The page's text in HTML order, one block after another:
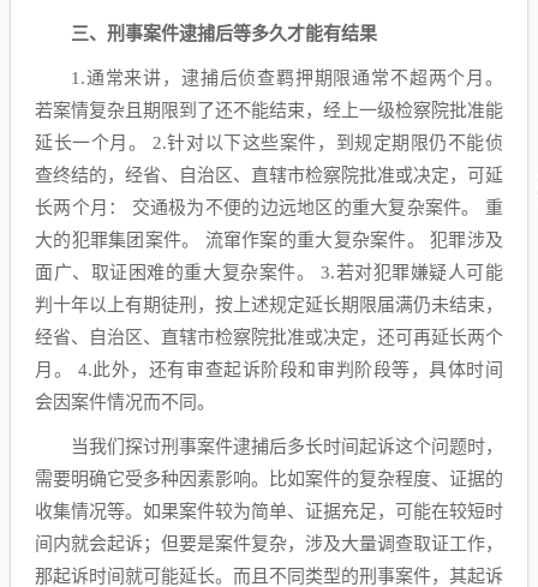
三、刑事案件逮捕后等多久才能有结果
1.通常来讲，逮捕后侦查羁押期限通常不超两个月。
若案情复杂且期限到了还不能结束，经上一级检察院批准能
延长一个月。 2.针对以下这些案件，到规定期限仍不能侦
查终结的，经省、自治区、直辖市检察院批准或决定，可延
长两个月： 交通极为不便的边远地区的重大复杂案件。 重
大的犯罪集团案件。 流窜作案的重大复杂案件。 犯罪涉及
面广、取证困难的重大复杂案件。 3.若对犯罪嫌疑人可能
判十年以上有期徒刑，按上述规定延长期限届满仍未结束，
经省、自治区、直辖市检察院批准或决定，还可再延长两个
月。 4.此外，还有审查起诉阶段和审判阶段等，具体时间
会因案件情况而不同。
当我们探讨刑事案件逮捕后多长时间起诉这个问题时，
需要明确它受多种因素影响。比如案件的复杂程度、证据的
收集情况等。如果案件较为简单、证据充足，可能在较短时
间内就会起诉；但要是案件复杂，涉及大量调查取证工作，
那起诉时间就可能延长。而且不同类型的刑事案件，其起诉